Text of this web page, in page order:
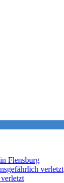
Flensburg
verletzt